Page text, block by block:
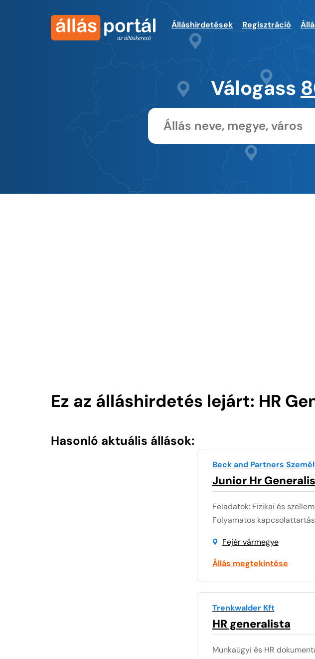
Álláshirdetések Regisztráció
Válogass
Ez az álláshirdetés lejárt: HR
Hasonló aktuális állások:
Beck and Partners
Junior Hr
Feladatok: Fizikai és
Folyamatos kapcsolattartás
Fejér vármegye
Állás megtekintése
Trenkwalder Kft
HR generalista
Munkaügyi és HR